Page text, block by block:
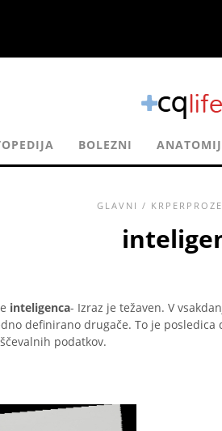
BOLEZNI
GLAVNI /
inteligenca- Izraz je težaven. V
definirano drugače. To je posledica
podatkov.